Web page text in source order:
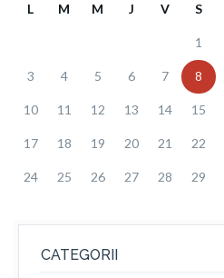
L M M J V S
1
3 4 5 6 7 8
10 11 12 13 14 15
17 18 19 20 21 22
24 25 26 27 28 29
CATEGORII